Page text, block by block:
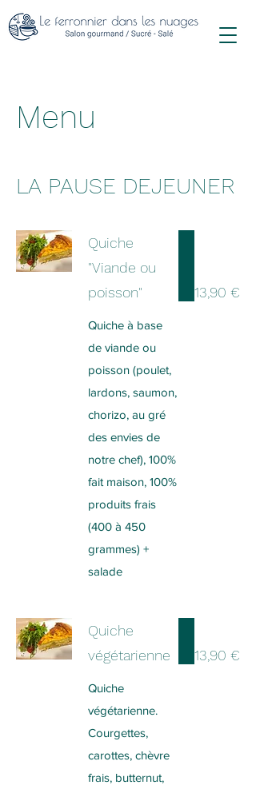
Menu
LA PAUSE DEJEUNER
Quiche
"Viande ou
poisson"
Quiche à base
de viande ou
poisson (poulet,
lardons, saumon,
chorizo, au gré
des envies de
notre chef), 100%
fait maison, 100%
produits frais
(400 à 450
grammes) +
salade
13,90 €
Quiche
végétarienne
Quiche
végétarienne.
Courgettes,
carottes, chèvre
frais, butternut,
13,90 €